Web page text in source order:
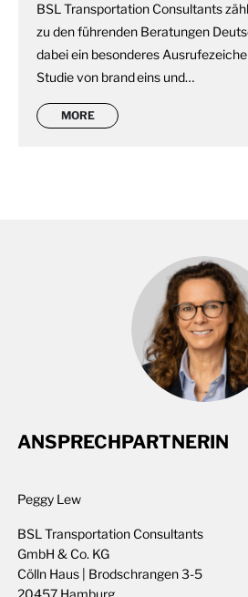
BSL Transportation Consultants
zu den führenden Beratungen
dabei ein besonderes
Studie von brand eins und…
MORE
ANSPRECHPARTNERIN
Peggy Lew
BSL Transportation Consultants
GmbH & Co. KG
Cölln Haus | Brodschrangen 3-5